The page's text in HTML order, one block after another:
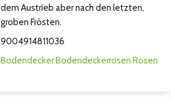
dem Austrieb aber nach den letzten,
groben Frösten.
9004914811036
Bodendecker Bodendeckerrosen Rosen